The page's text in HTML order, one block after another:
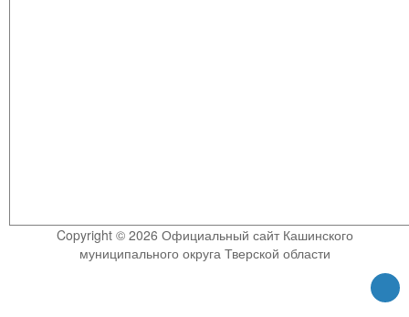
Copyright © 2026 Официальный сайт Кашинского
муниципального округа Тверской области